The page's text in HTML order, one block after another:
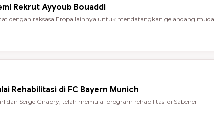
Rekrut Ayyoub Bouaddi
dengan raksasa Eropa lainnya untuk mendatangkan gelandang muda
Rehabilitasi di FC Bayern Munich
dan Serge Gnabry, telah memulai program rehabilitasi di Säbener